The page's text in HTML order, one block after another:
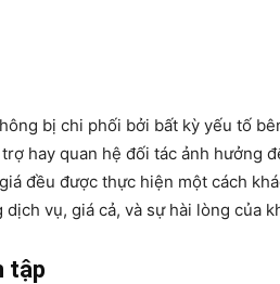
bị chi phối bởi bất kỳ yếu tố
hay quan hệ đối tác ảnh hưởng
đều được thực hiện một cách
vụ, giá cả, và sự hài lòng của
tập